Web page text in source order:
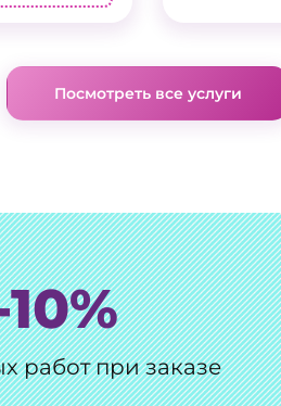
Посмотреть все услуги
работ при заказе